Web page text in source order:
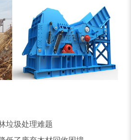
玉米秸秆粉碎机
垃圾处理难题